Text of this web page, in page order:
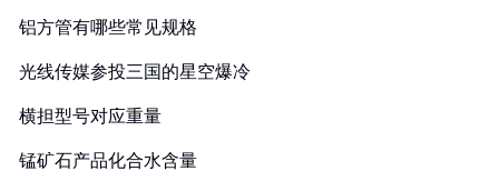
铝方管有哪些常见规格
光线传媒参投三国的星空爆冷
横担型号对应重量
锰矿石产品化合水含量